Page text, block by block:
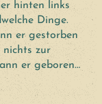
hinten links
Dinge.
er gestorben
nichts zur
er geboren…